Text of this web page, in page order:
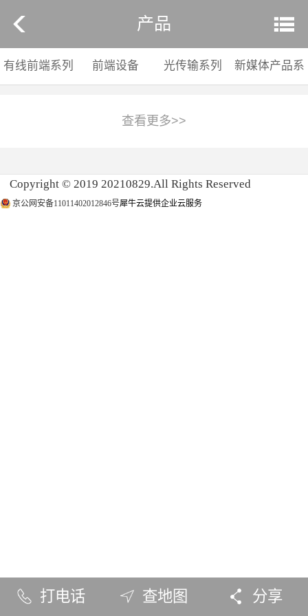
产品
有线前端系列 前端设备 光传输系列 新媒体产品系
Copyright © 2019 20210829.All Rights Reserved
京公网安备11011402012846号犀牛云提供企业云服务
打电话 查地图 分享